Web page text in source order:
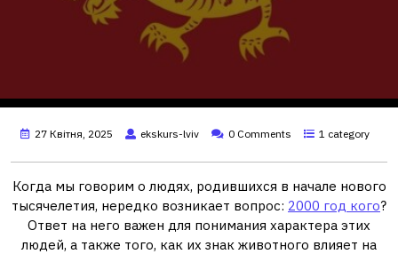
27 Квітня, 2025 ekskurs-lviv 0 Comments 1 category
Когда мы говорим о людях, родившихся в начале нового
тысячелетия, нередко возникает вопрос: 2000 год кого?
Ответ на него важен для понимания характера этих
людей, а также того, как их знак животного влияет на